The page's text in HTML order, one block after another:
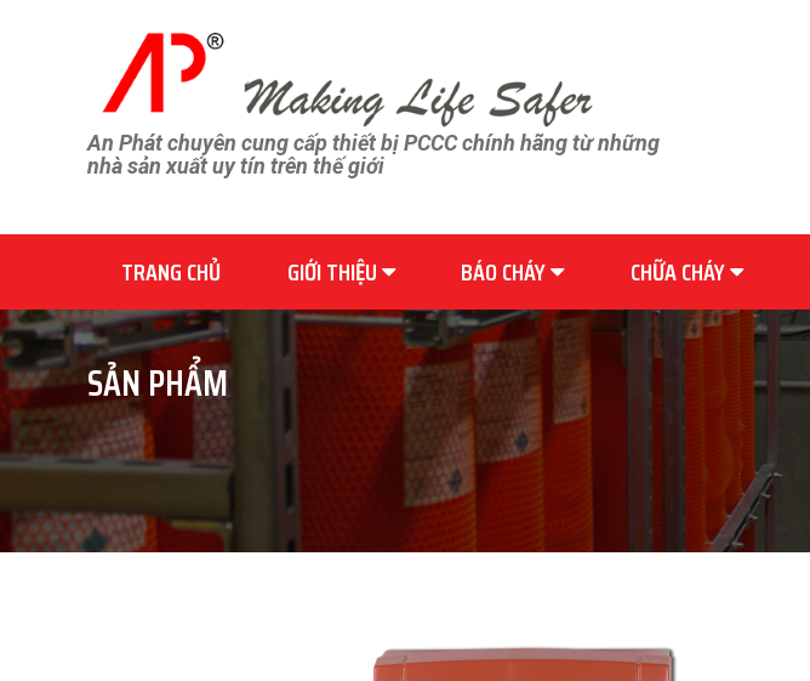
An Phát chuyên cung cấp thiết bị PCCC chính hãng từ những
nhà sản xuất uy tín trên thế giới
TRANG CHỦ GIỚI THIỆU BÁO CHÁY CHỮA CHÁY
SẢN PHẨM